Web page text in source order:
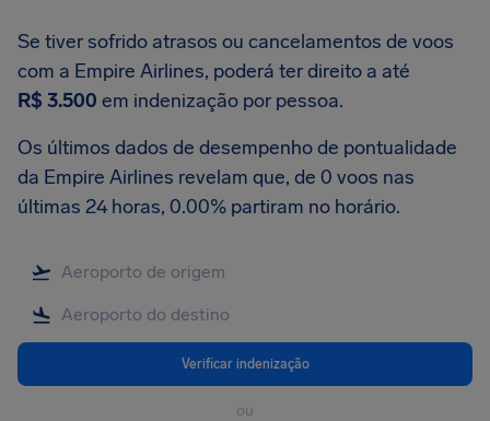
Se tiver sofrido atrasos ou cancelamentos de voos
com a Empire Airlines, poderá ter direito a até
R$ 3.500 em indenização por pessoa.
Os últimos dados de desempenho de pontualidade
da Empire Airlines revelam que, de 0 voos nas
últimas 24 horas, 0.00% partiram no horário.
Verificar indenização
ou